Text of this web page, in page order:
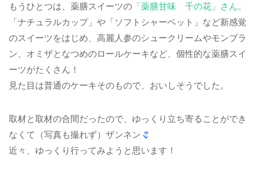
もうひとつは、薬膳スイーツの 「薬膳甘味 千の花」さん。
「ナチュラルカップ」や「ソフトシャーベット」など新感覚
のスイーツをはじめ、高麗人参のシュークリームやモンブラ
ン、オミザとなつめのロールケーキなど、個性的な薬膳スイ
ーツがたくさん！
見た目は普通のケーキそのもので、おいしそうでした。
取材と取材の合間だったので、ゆっくり立ち寄ることができ
なくて（写真も撮れず）ザンネン
近々、ゆっくり行ってみようと思います！